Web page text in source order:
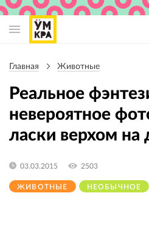
навигации
Главная Животные
Реальное
невероятное
ласки верхом на
ЖИВОТНЫЕ НЕОБЫЧНОЕ
03.03.2015 2503